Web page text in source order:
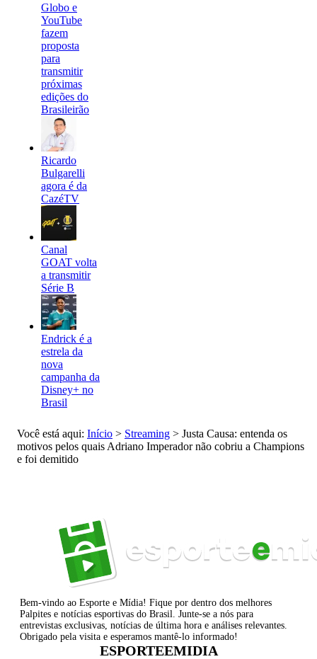
Globo e
YouTube
fazem
proposta
para
transmitir
próximas
edições do
Brasileirão
Ricardo
Bulgarelli
agora é da
CazéTV
Canal
GOAT volta
a transmitir
Série B
Endrick é a
estrela da
nova
campanha da
Disney+ no
Brasil
Você está aqui: Início > Streaming > Justa Causa: entenda os
motivos pelos quais Adriano Imperador não cobriu a Champions
e foi demitido
Bem-vindo ao Esporte e Mídia! Fique por dentro dos melhores
Palpites e notícias esportivas do Brasil. Junte-se a nós para
entrevistas exclusivas, notícias de última hora e análises relevantes.
Obrigado pela visita e esperamos mantê-lo informado!
ESPORTEEMIDIA